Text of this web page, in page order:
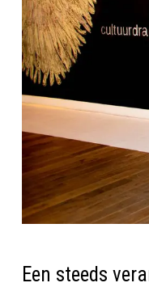
Een steeds